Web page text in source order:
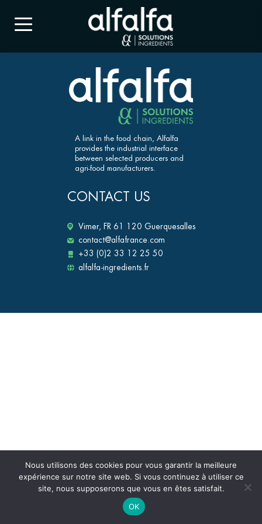
A link in the food chain, Alfalfa
provides the industrial interface
between selected producers and
agri-food manufacturers.
CONTACT US
Vimer, FR 61 120 Guerquesalles
contact@alfafrance.com
+33 (0)2 33 12 25 50
alfalfa-ingredients.fr
Nous utilisons des cookies pour vous garantir la meilleure
expérience sur notre site web. Si vous continuez à utiliser ce
site, nous supposerons que vous en êtes satisfait.
OK